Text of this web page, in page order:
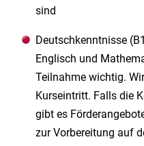
sind
Deutschkenntnisse
Englisch und
Teilnahme wichtig.
Kurseintritt. Falls die
gibt es
zur Vorbereitung auf